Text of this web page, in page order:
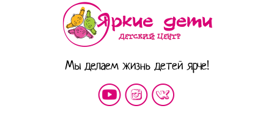
Мы делаем жизнь детей ярче!